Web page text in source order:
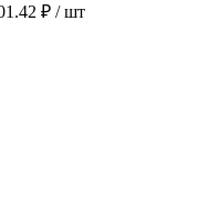
₽ / шт